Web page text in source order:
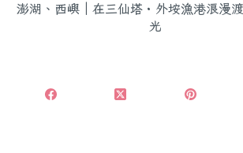
澎湖、西嶼｜在三仙塔・外垵漁港浪漫
光